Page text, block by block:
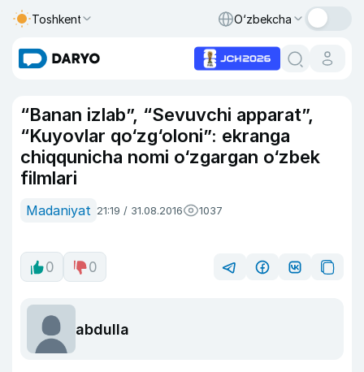
Toshkent O‘zbekcha
“Banan izlab”, “Sevuvchi apparat”,
“Kuyovlar qo‘zg‘oloni”: ekranga
chiqqunicha nomi o‘zgargan o‘zbek
filmlari
Madaniyat 21:19 / 31.08.2016 1037
0 0
abdulla